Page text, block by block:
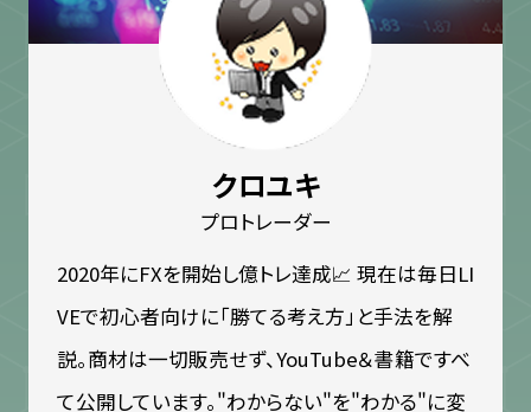
クロユキ
プロトレーダー
2020年にFXを開始し億トレ達成📈 現在は毎日LI
VEで初心者向けに「勝てる考え方」と手法を解
説。商材は一切販売せず、YouTube＆書籍ですべ
て公開しています。"わからない"を"わかる"に変